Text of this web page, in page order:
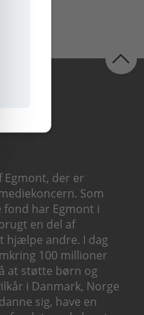
Egmont, der er
Som
har Egmont i
en del af
hjælpe andre. I dag
100 millioner
at støtte børn og
i Danmark, Norge
sig, have en